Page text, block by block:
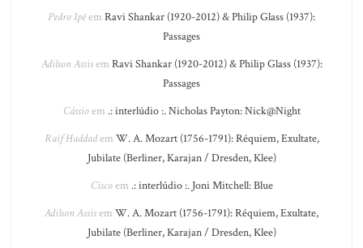
Pedro Ipêem Ravi Shankar (1920-2012) & Philip Glass (1937):
Passages
Adilson Assisem Ravi Shankar (1920-2012) & Philip Glass (1937):
Passages
Cássioem .: interlúdio :. Nicholas Payton: Nick@Night
Raif Haddadem W. A. Mozart (1756-1791): Réquiem, Exultate,
Jubilate (Berliner, Karajan / Dresden, Klee)
Ciscoem .: interlúdio :. Joni Mitchell: Blue
Adilson Assisem W. A. Mozart (1756-1791): Réquiem, Exultate,
Jubilate (Berliner, Karajan / Dresden, Klee)